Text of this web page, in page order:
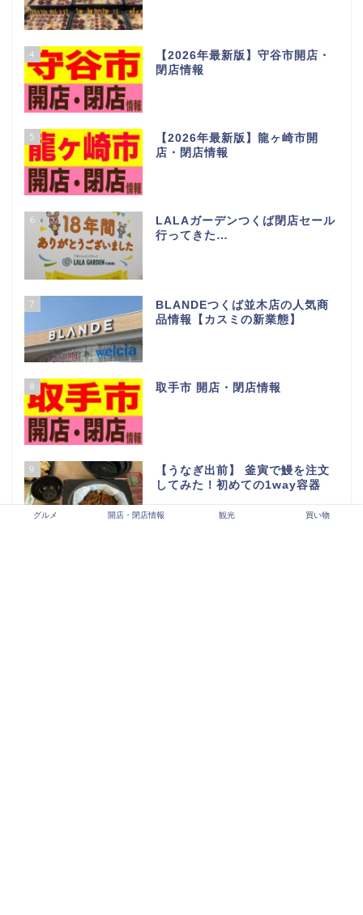
4
【2026年最新版】守谷市開店・
閉店情報
5
【2026年最新版】龍ヶ崎市開
店・閉店情報
6
LALAガーデンつくば閉店セール
行ってきた…
7
BLANDEつくば並木店の人気商
品情報【カスミの新業態】
8 取手市 開店・閉店情報
9
【うなぎ出前】 釜寅で鰻を注文
してみた！初めての1way容器
グルメ 開店・閉店情報 観光 買い物